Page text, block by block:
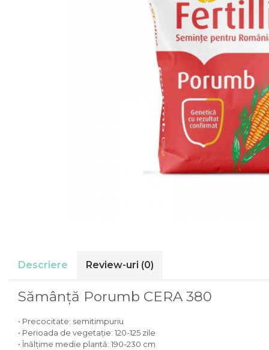
Descriere Review-uri (0)
Sămânță Porumb CERA 380
• Precocitate: semitimpuriu
• Perioada de vegetație: 120-125 zile
• Înălțime medie plantă: 190-230 cm